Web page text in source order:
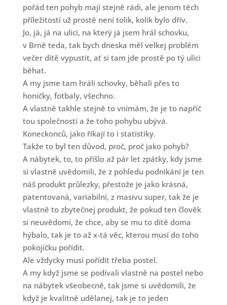
pořád ten pohyb mají stejně rádi, ale jenom těch
příležitostí už prostě není tolik, kolik bylo dřív.
Jo, já, já na ulici, na který já jsem hrál schovku,
v Brně teda, tak bych dneska měl velkej problém
večer dítě vypustit, ať si tam jde prostě po tý ulici
běhat.
A my jsme tam hráli schovky, běhali přes to
honičky, fotbaly, všechno.
A vlastně takhle stejně to vnímám, že je to napříč
tou společností a že toho pohybu ubývá.
Koneckonců, jako říkají to i statistiky.
Takže to byl ten důvod, proč, proč jako pohyb?
A nábytek, to, to přišlo až pár let zpátky, kdy jsme
si vlastně uvědomili, že z pohledu podnikání je ten
náš produkt průlezky, přestože je jako krásná,
patentovaná, variabilní, z masivu super, tak že je
vlastně to zbytečnej produkt, že pokud ten člověk
si neuvědomí, že chce, aby se mu to dítě doma
hýbalo, tak je to až x-tá věc, kterou musí do toho
pokojíčku pořídit.
Ale vždycky musí pořídit třeba postel.
A my když jsme se podívali vlastně na postel nebo
na nábytek všeobecně, tak jsme si uvědomili, že
když je kvalitně udělanej, tak je to jeden